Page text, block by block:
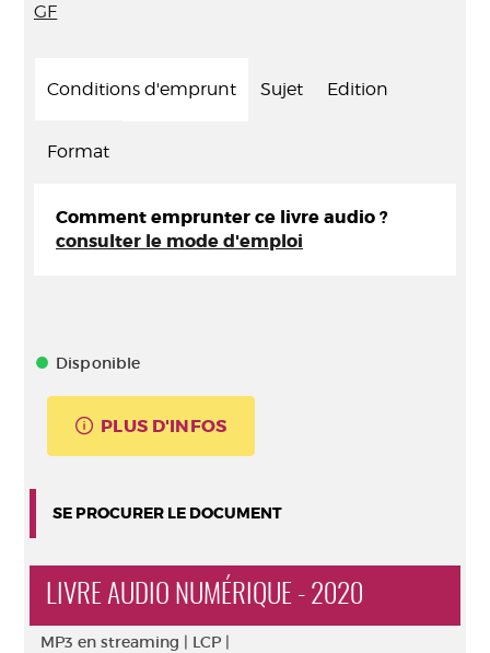
GF
Conditions d'emprunt Sujet Edition
Format
Comment emprunter ce livre audio ?
consulter le mode d'emploi
Disponible
PLUS D'INFOS
SE PROCURER LE DOCUMENT
LIVRE AUDIO NUMÉRIQUE - 2020
MP3 en streaming | LCP |